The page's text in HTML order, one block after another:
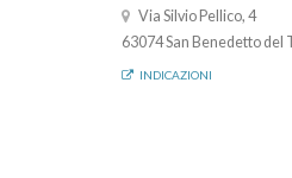
Via Silvio Pellico, 4
63074 San Benedetto del
INDICAZIONI